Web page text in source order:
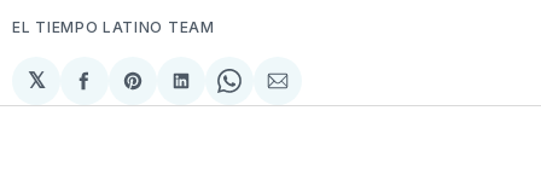
EL TIEMPO LATINO TEAM
𝕏
Compartir
en
Share
on
Compartir
en
Share
on
Compartir
via